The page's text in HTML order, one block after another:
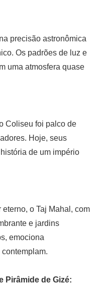
precisão astronômica
Os padrões de luz e
uma atmosfera quase
Coliseu foi palco de
Hoje, seus
de um império
o Taj Mahal, com
e jardins
emociona
Pirâmide de Gizé: